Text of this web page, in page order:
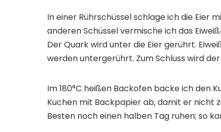
In einer Rührschüssel schlage ich die Eier
anderen Schüssel vermische ich das
Der Quark wird unter die Eier gerührt.
werden untergerührt. Zum Schluss wird
Im 180°C heißen Backofen backe ich den
Kuchen mit Backpapier ab, damit er nicht
Besten noch einen halben Tag ruhen; so